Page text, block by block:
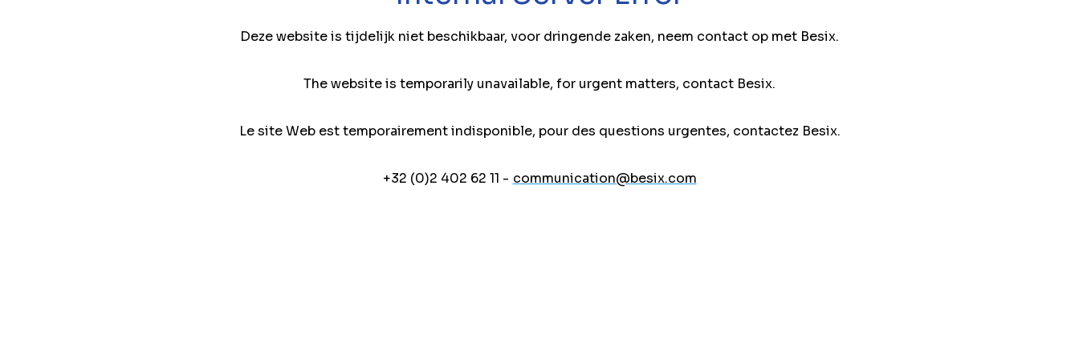
Deze website is tijdelijk niet beschikbaar, voor dringende zaken, neem contact op met Besix.
The website is temporarily unavailable, for urgent matters, contact Besix.
Le site Web est temporairement indisponible, pour des questions urgentes, contactez Besix.
+32 (0)2 402 62 11 - communication@besix.com